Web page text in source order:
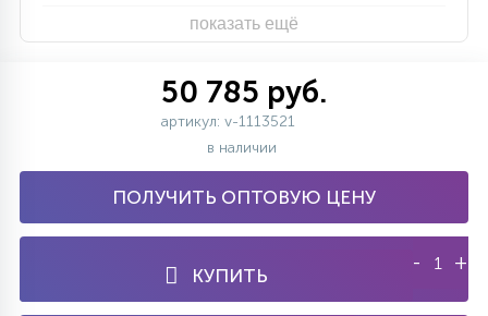
показать ещё
50 785 руб.
артикул: v-1113521
в наличии
ПОЛУЧИТЬ ОПТОВУЮ ЦЕНУ
КУПИТЬ
- +